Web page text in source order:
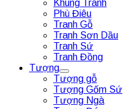
Khung Tranh
Phù Điêu
Tranh Gỗ
Tranh Sơn Dầu
Tranh Sứ
Tranh Đồng
Tượng
Tượng gỗ
Tượng Gốm Sứ
Tượng Ngà